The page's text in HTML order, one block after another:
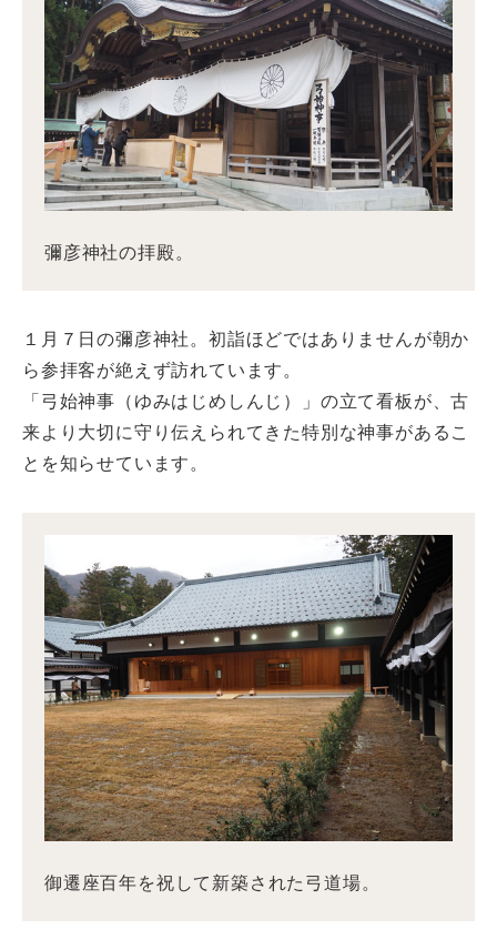
彌彦神社の拝殿。
１月７日の彌彦神社。初詣ほどではありませんが朝か
ら参拝客が絶えず訪れています。
「弓始神事（ゆみはじめしんじ）」の立て看板が、古
来より大切に守り伝えられてきた特別な神事があるこ
とを知らせています。
御遷座百年を祝して新築された弓道場。